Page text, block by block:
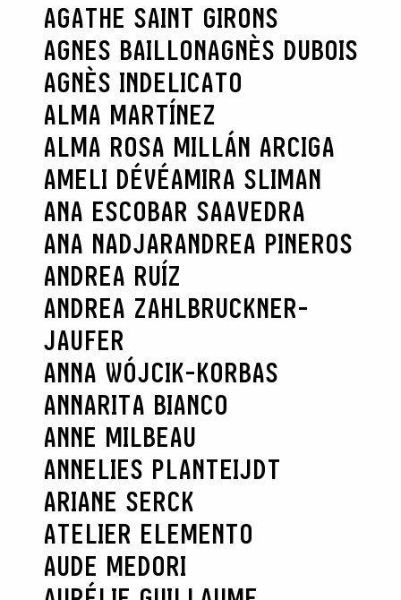
AGATHE SAINT GIRONS
AGNES BAILLONAGNÈS DUBOIS
AGNÈS INDELICATO
ALMA MARTÍNEZ
ALMA ROSA MILLÁN ARCIGA
AMELI DÉVÉAMIRA SLIMAN
ANA ESCOBAR SAAVEDRA
ANA NADJARANDREA PINEROS
ANDREA RUÍZ
ANDREA ZAHLBRUCKNER-
JAUFER
ANNA WÓJCIK-KORBAS
ANNARITA BIANCO
ANNE MILBEAU
ANNELIES PLANTEIJDT
ARIANE SERCK
ATELIER ELEMENTO
AUDE MEDORI